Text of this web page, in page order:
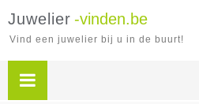
Juwelier -vinden.be
Vind een juwelier bij u in de buurt!